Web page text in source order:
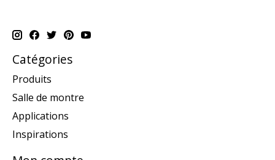
Catégories
Produits
Salle de montre
Applications
Inspirations